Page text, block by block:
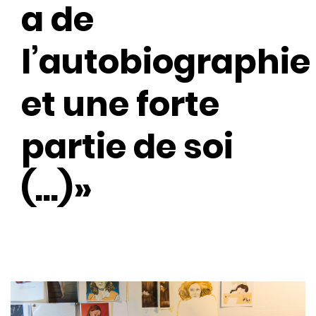
a de
l’autobiographie
et une forte
partie de soi
(...)»